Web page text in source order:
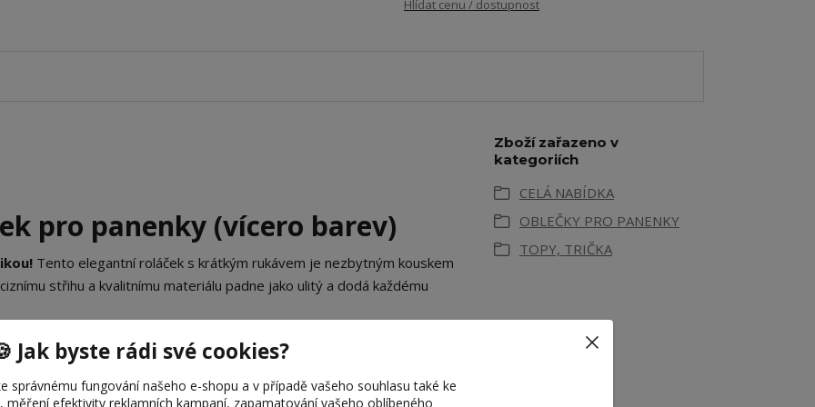
Hlídat cenu / dostupnost
pro panenky (vícero barev)
Tento elegantní roláček s krátkým rukávem je nezbytným kouskem
střihu a kvalitnímu materiálu padne jako ulitý a dodá každému
a pružného úpletu, který dokonale kopíruje postavu panenky.
Zboží zařazeno v
kategoriích
CELÁ NABÍDKA
OBLEČKY PRO PANENKY
TOPY, TRIČKA
Jak byste rádi své cookies?
správnému fungování našeho e-shopu a v případě vašeho souhlasu také ke
měření efektivity reklamních kampaní, zapamatování vašeho oblíbeného